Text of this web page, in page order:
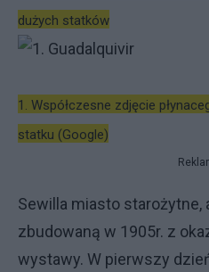
dużych statków
1. Współczesne zdjęcie
statku (Google)
Sewilla miasto starożytne,
zbudowaną w 1905r. z
wystawy. W pierwszy